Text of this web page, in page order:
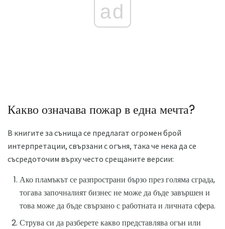
ad
Какво означава пожар в една мечта?
В книгите за сънища се предлагат огромен брой
интерпретации, свързани с огъня, така че нека да се
съсредоточим върху често срещаните версии:
Ако пламъкът се разпространи бързо през голяма сграда,
тогава започналият бизнес не може да бъде завършен и
това може да бъде свързано с работната и личната сфера.
Струва си да разберете какво представлява огън или